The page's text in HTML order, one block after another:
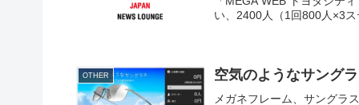
い、2400人（1回800人×3
OTHER 空気のようなサン
メガネフレーム、サングラ